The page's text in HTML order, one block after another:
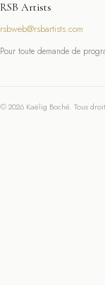
RSB Artists
rsbweb@rsbartists.com
Pour toute demande de
© 2026 Kaëlig Boché. Tous